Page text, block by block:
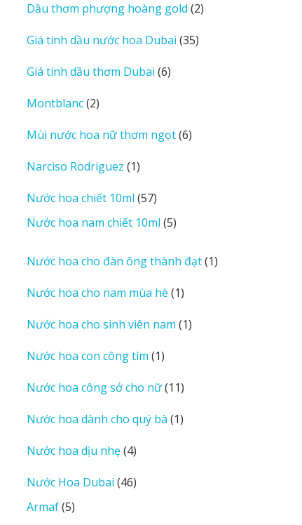
phẩm
Dầu thơm phượng hoàng gold 22
Giá tinh dầu nước hoa Dubai 3535
Giá tinh dầu thơm Dubai 66
Montblanc 22
phẩm
Mùi nước hoa nữ thơm ngọt 66
Narciso Rodriguez 11
phẩm
Nước hoa chiết 10ml 5757
sản
phẩm
Nước hoa nam chiết 10ml 55
phẩm
Nước hoa cho đàn ông thành đạt 11
Nước hoa cho nam mùa hè 11
phẩm
Nước hoa cho sinh viên nam 11
Nước hoa con công tím 11
phẩm
Nước hoa công sở cho nữ 1111
phẩm
Nước hoa dành cho quý bà 11
Nước hoa dịu nhẹ 44
phẩm
Nước Hoa Dubai 4646
Armaf 55